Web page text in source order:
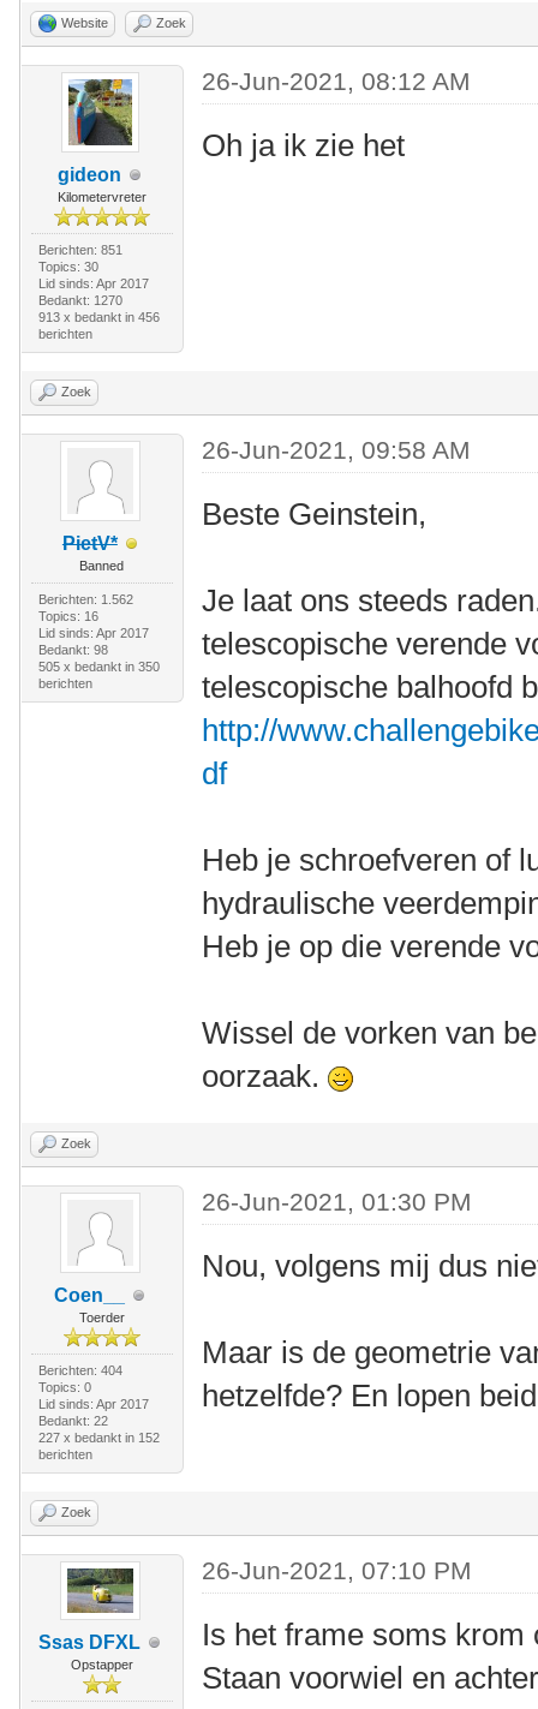
Website Zoek
gideon
Kilometervreter
Berichten: 851
Topics: 30
Lid sinds: Apr 2017
Bedankt: 1270
913 x bedankt in 456
berichten
26-Jun-2021, 08:12 AM
Oh ja ik zie het
Zoek
PietV*
Banned
Berichten: 1.562
Topics: 16
Lid sinds: Apr 2017
Bedankt: 98
505 x bedankt in 350
berichten
26-Jun-2021, 09:58 AM
Beste Geinstein,
Je laat ons steeds
telescopische verende
telescopische balhoofd
http://
df
Heb je schroefveren of
hydraulische
Heb je op die verende
Wissel de vorken van
oorzaak.
Zoek
Coen__
Toerder
Berichten: 404
Topics: 0
Lid sinds: Apr 2017
Bedankt: 22
227 x bedankt in 152
berichten
26-Jun-2021, 01:30 PM
Nou, volgens mij dus
Maar is de geometrie
hetzelfde? En lopen
Zoek
Ssas DFXL
Opstapper
26-Jun-2021, 07:10 PM
Is het frame soms krom
Staan voorwiel en